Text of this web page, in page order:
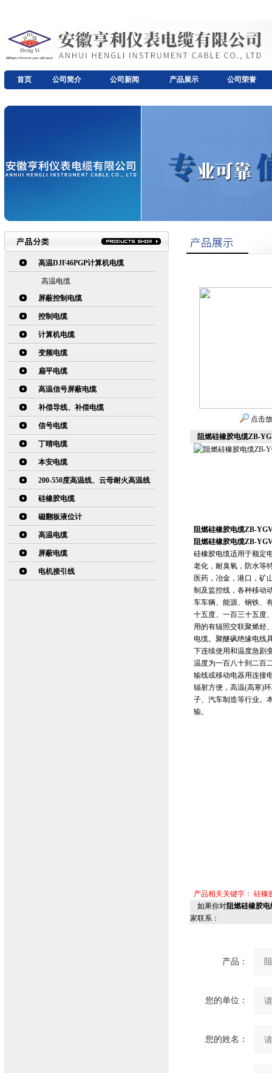
首页 公司简介 公司新闻 产品展示 公司荣誉
高温DJF46PGP计算机电缆
高温电缆
屏蔽控制电缆
控制电缆
计算机电缆
变频电缆
扁平电缆
高温信号屏蔽电缆
补偿导线、补偿电缆
信号电缆
丁晴电缆
本安电缆
200-550度高温线、云母耐火高温线
硅橡胶电缆
磁翻板液位计
高温电缆
屏蔽电缆
电机接引线
点击
阻燃硅橡胶电缆ZB-
阻燃硅橡胶电缆ZB-
阻燃硅橡胶电缆ZB-
硅橡胶电缆适用于额定
老化，耐臭氧，防水等
医药，冶金，港口，矿
制及监控线，各种移动
车车辆、能源、钢铁、
十五度、一百三十五度
用的有辐照交联聚烯烃
电缆。聚醚砜绝缘电线
下连续使用和温度急剧
温度为一百八十到二百
输线或移动电器用连接
辐射方便，高温(高寒)
子、汽车制造等行业。
输。
产品相关关键字： 硅橡
如果你对阻燃硅橡胶
家联系：
产品：
您的单位：
您的姓名：